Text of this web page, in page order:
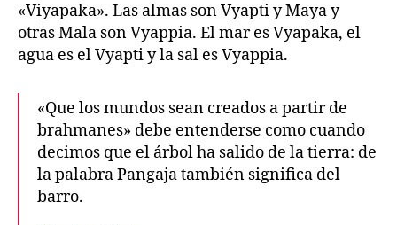
«Viyapaka». Las almas son Vyapti y Maya y
otras Mala son Vyappia. El mar es Vyapaka, el
agua es el Vyapti y la sal es Vyappia.
«Que los mundos sean creados a partir de
brahmanes» debe entenderse como cuando
decimos que el árbol ha salido de la tierra: de
la palabra Pangaja también significa del
barro.